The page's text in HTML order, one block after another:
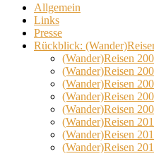
Allgemein
Links
Presse
Rückblick:
(Wander)Reisen
(Wander)Reisen
(Wander)Reisen
(Wander)Reisen
(Wander)Reisen
(Wander)Reisen
(Wander)Reisen
(Wander)Reisen